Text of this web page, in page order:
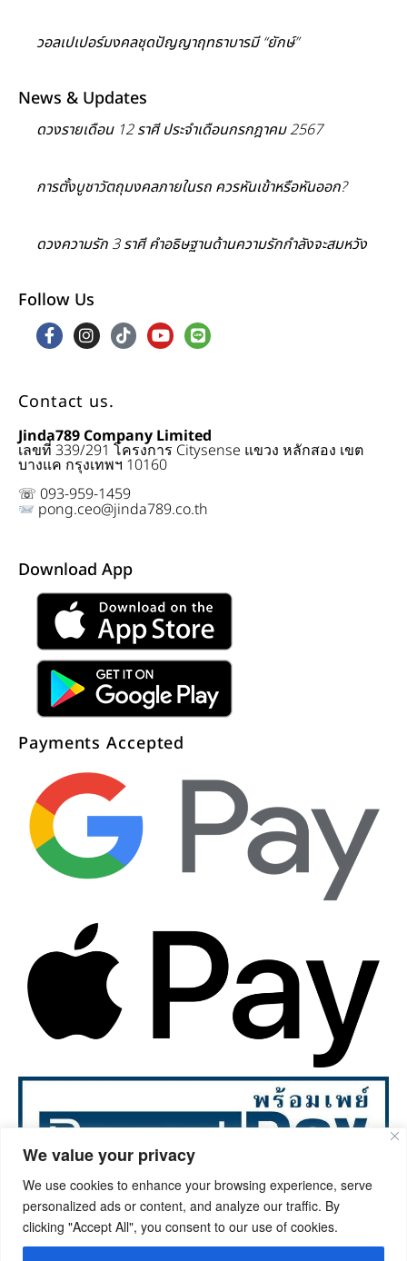
We value your privacy
We use cookies to enhance your browsing experience, serve
personalized ads or content, and analyze our traffic. By
clicking "Accept All", you consent to our use of cookies.
วอลเปเปอร์มงคลชุดปัญญาฤทธาบารมี “ยักษ์”
News & Updates
ดวงรายเดือน 12 ราศี ประจำเดือนกรกฎาคม 2567
การตั้งบูชาวัตถุมงคลภายในรถ ควรหันเข้าหรือหันออก?
ดวงความรัก 3 ราศี คำอธิษฐานด้านความรักกำลังจะสมหวัง
Follow Us
Contact us.
Jinda789 Company Limited
เลขที่ 339/291 โครงการ Citysense แขวง หลักสอง เขต
บางแค กรุงเทพฯ 10160
☏ 093-959-1459
pong.ceo@jinda789.co.th
Download App
Payments Accepted
©2023. Ongphrawallpaper.com All rights reserved.